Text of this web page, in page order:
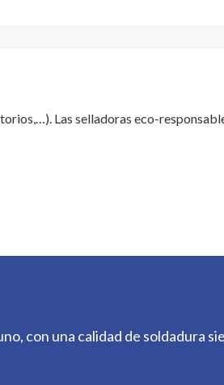
Las selladoras eco-
con una calidad de soldadura